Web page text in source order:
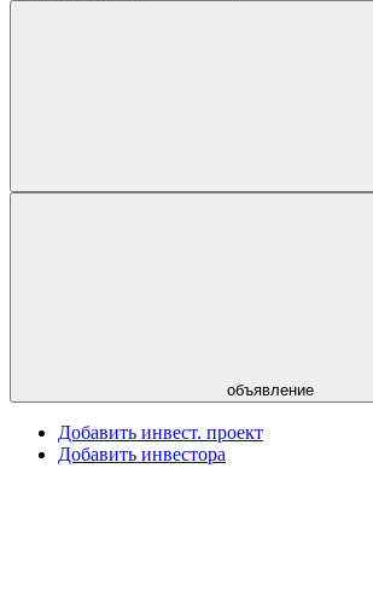
объявление
Добавить инвест. проект
Добавить инвестора